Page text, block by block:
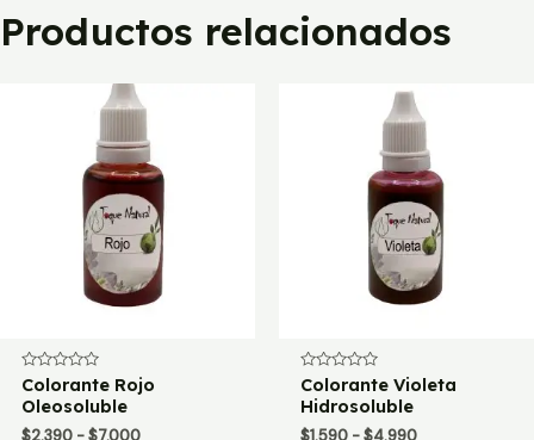
Productos relacionados
Valorado
con
0
de
Colorante Rojo
Oleosoluble
Rango
Valorado
con
0
de
Colorante Violeta
Hidrosoluble
Rango